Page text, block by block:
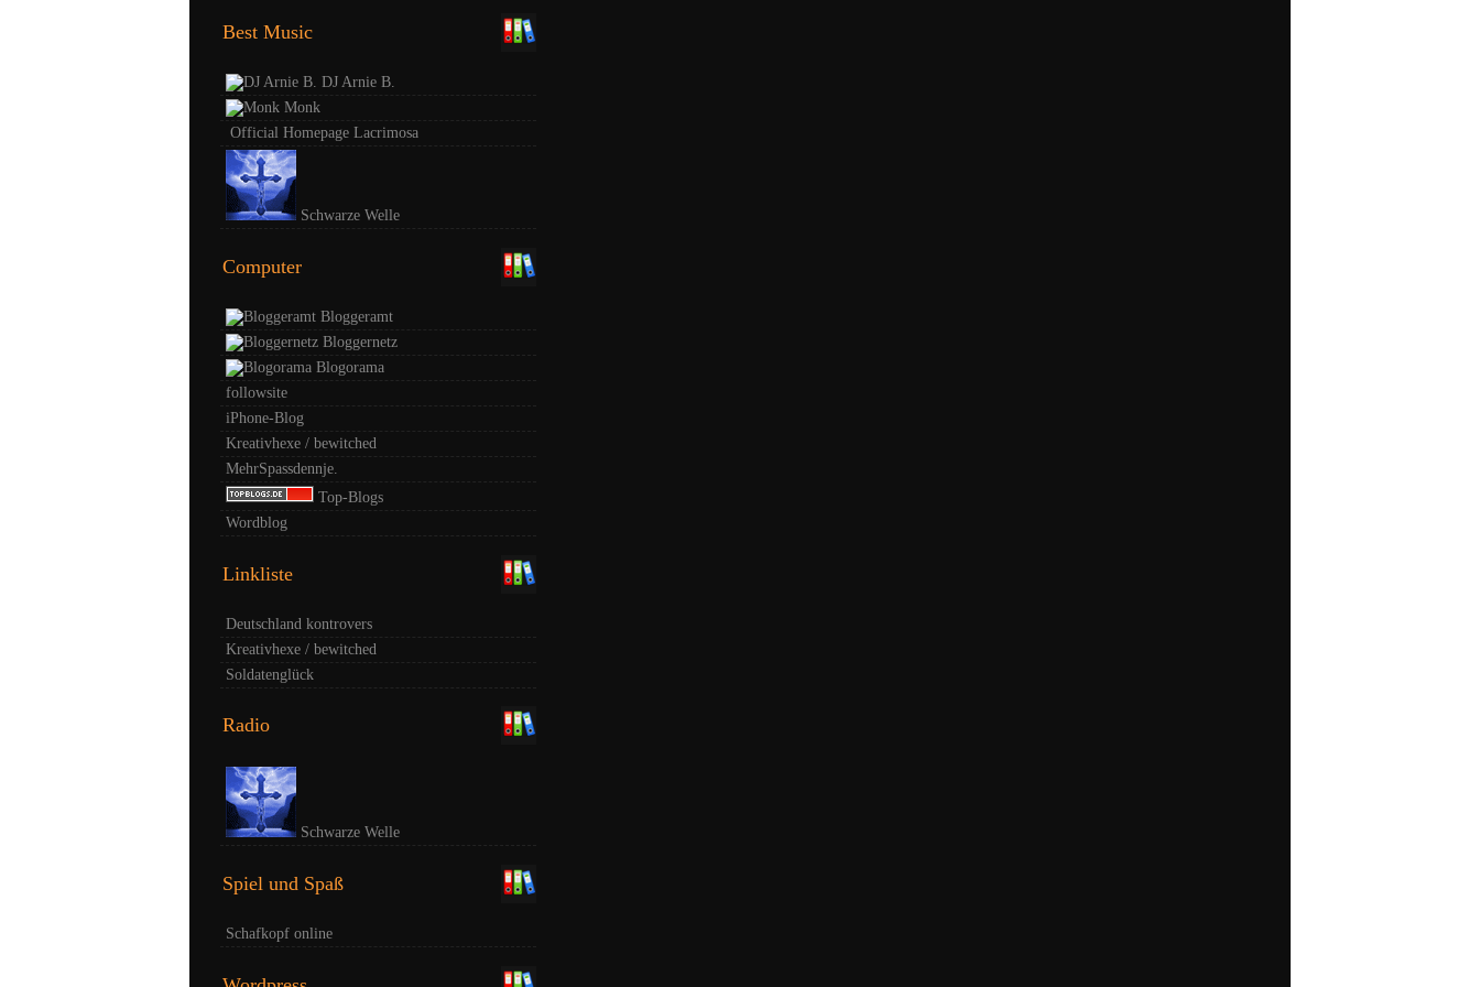
Best Music
DJ Arnie B.
Monk
Official Homepage Lacrimosa
Schwarze Welle
Computer
Bloggeramt
Bloggernetz
Blogorama
followsite
iPhone-Blog
Kreativhexe / bewitched
MehrSpassdennje.
Top-Blogs
Wordblog
Linkliste
Deutschland kontrovers
Kreativhexe / bewitched
Soldatenglück
Radio
Schwarze Welle
Spiel und Spaß
Schafkopf online